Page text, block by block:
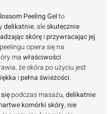
Peeling Gelto
delikatnie, aleskutecznie
skóręiprzywracając jej
opiera się na
mawłaściwości
że skóra po użyciu jest
ipełna świeżości.
podczas masażu,delikatnie
komórki skóry, nie